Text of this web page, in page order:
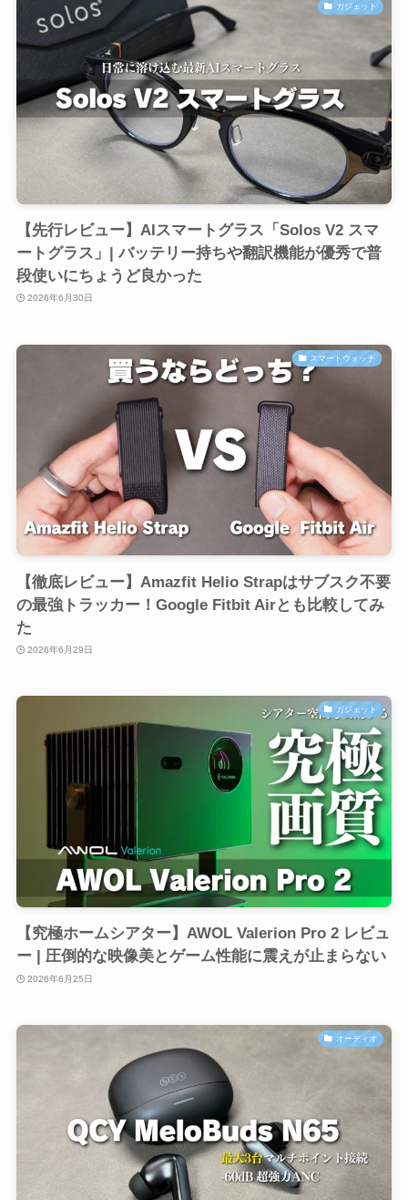
ガジェット
【先行レビュー】AIスマートグラス「Solos V2 スマ
ートグラス」| バッテリー持ちや翻訳機能が優秀で普
段使いにちょうど良かった
2026年6月30日
スマートウォッチ
【徹底レビュー】Amazfit Helio Strapはサブスク不要
の最強トラッカー！Google Fitbit Airとも比較してみ
た
2026年6月29日
ガジェット
【究極ホームシアター】AWOL Valerion Pro 2 レビュ
ー | 圧倒的な映像美とゲーム性能に震えが止まらない
2026年6月25日
オーディオ